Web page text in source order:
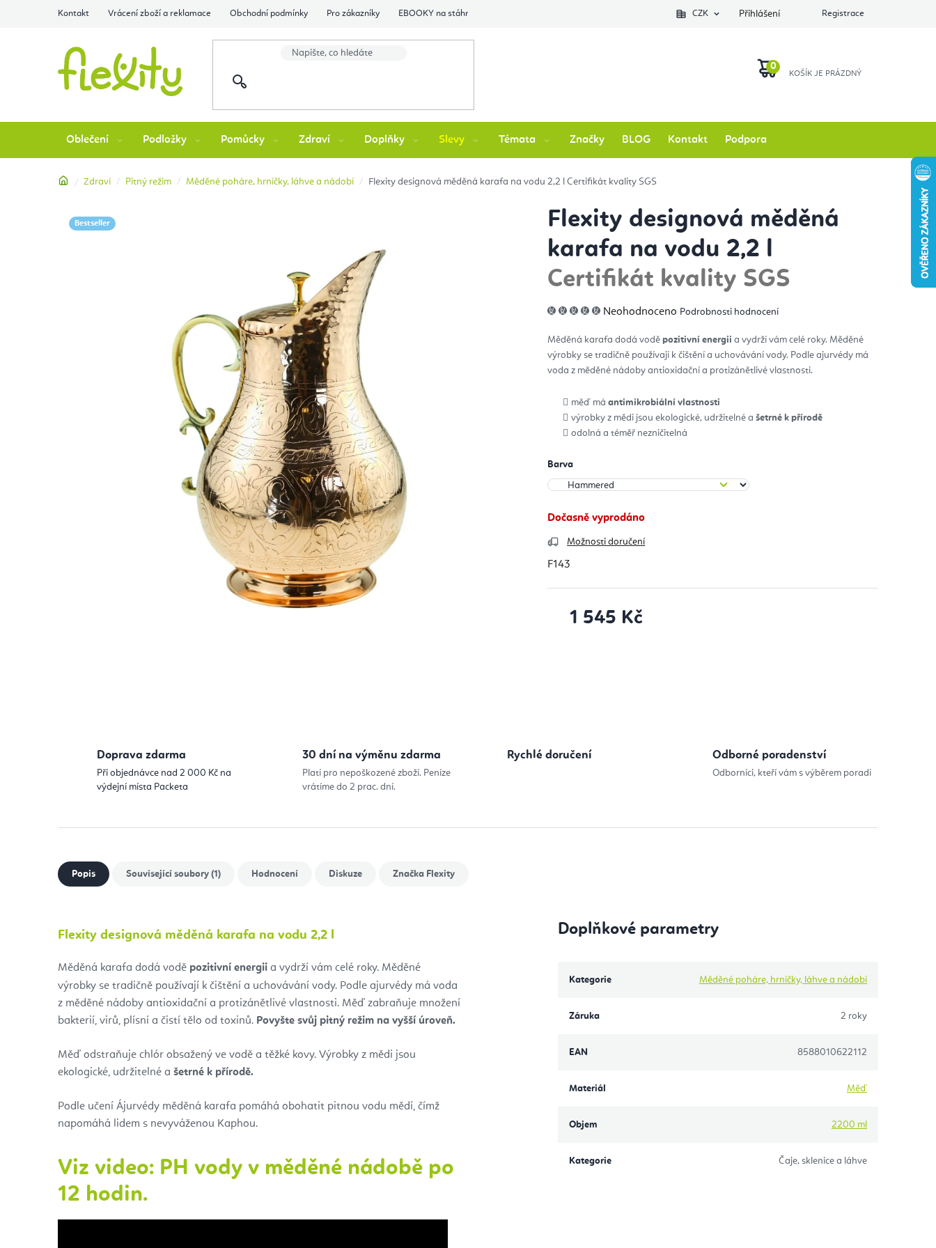
Kontakt Vrácení zboží a reklamace Obchodní podmínky Pro zákazníky EBOOKY na stáhnutí Podlozkynajogu.cz Zkontrolovat stav objednávky O nás
CZK Přihlášení Registrace
KOŠÍK
Oblečení Podložky Pomůcky Zdraví Doplňky Slevy Témata Značky BLOG Kontakt Podpora
DomůZdraví Pitný režim Měděné poháre, hrníčky, láhve a nádobí Flexity designová měděná karafa na vodu 2,2 l Certifikát kvality SGS
Flexity designová měděná
karafa na vodu 2,2 l
Certifikát kvality SGS
Průměrné
hodnocení
0,0
5
hvězdiček.
Neohodnoceno Podrobnosti hodnocení
Měděná karafa dodá voděpozitivní energii a vydrží vám celé roky. Měděné
výrobky se tradičně používají k čištění a uchovávání vody. Podle ajurvédy má
voda z měděné nádoby antioxidační a protizánětlivé vlastnosti.
měď máantimikrobiální vlastnosti
výrobky z mědi jsou ekologické, udržitelné ašetrné k přírodě
odolná a téměř nezničitelná
Barva
Dočasně vyprodáno
Možnosti doručení
F143
1 545 Kč
Bestseller
Doprava zdarma
Při objednávce nad 2 000 Kč na
výdejní místa Packeta
30 dní na výměnu zdarma
Platí pro nepoškozené zboží. Peníze
vrátíme do 2 prac. dní.
Rychlé doručení Odborné poradenství
Odborníci, kteří vám s výběrem poradí
Popis Související soubory (1) Hodnocení Diskuze Značka Flexity
Flexity designová měděná karafa na vodu 2,2 l
Měděná karafa dodá vodě pozitivní energii a vydrží vám celé roky. Měděné
výrobky se tradičně používají k čištění a uchovávání vody. Podle ajurvédy má voda
z měděné nádoby antioxidační a protizánětlivé vlastnosti. Měď zabraňuje množení
bakterií, virů, plísní a čistí tělo od toxinů. Povyšte svůj pitný režim na vyšší úroveň.
Měď odstraňuje chlór obsažený ve vodě a těžké kovy. Výrobky z mědi jsou
ekologické, udržitelné a šetrné k přírodě.
Podle učení Ájurvédy měděná karafa pomáhá obohatit pitnou vodu mědí, čímž
napomáhá lidem s nevyváženou Kaphou.
Viz video: PH vody v měděné nádobě po
12 hodin.
Doplňkové parametry
Kategorie Měděné poháre, hrníčky, láhve a nádobí
Záruka 2 roky
EAN 8588010622112
Materiál Měď
Objem 2200 ml
Kategorie Čaje, sklenice a láhve